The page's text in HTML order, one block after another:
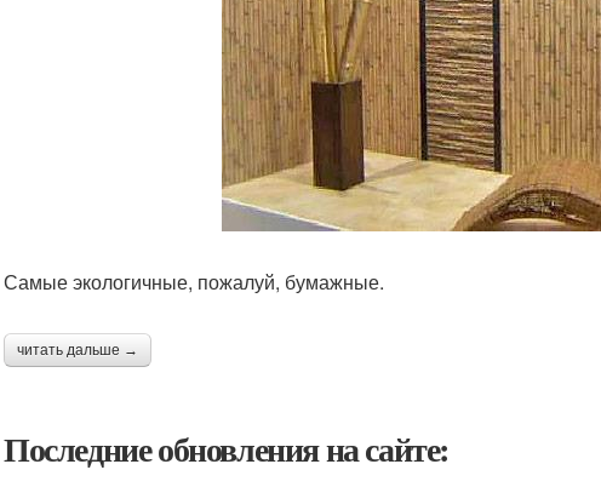
Самые экологичные, пожалуй, бумажные.
читать дальше →
Последние обновления на сайте: